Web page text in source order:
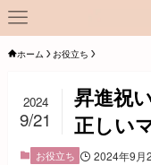
ホーム お役立ち
昇進祝
正しい
2024
9/21
お役立ち 2024年9月